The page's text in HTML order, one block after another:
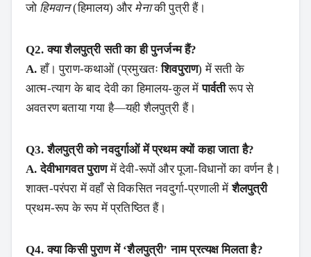
जो हिमवान(हिमालय) और मेनाकी पुत्री हैं।
Q2. क्या शैलपुत्री सती का ही पुनर्जन्म हैं?
A. हाँ। पुराण‑कथाओं (प्रमुखतःशिवपुराण) में सती के
आत्म‑त्याग के बाद देवी का हिमालय‑कुल मेंपार्वतीरूप से
अवतरण बताया गया है—यही शैलपुत्री हैं।
Q3. शैलपुत्री को नवदुर्गाओं में प्रथम क्यों कहा जाता है?
A. देवीभागवत पुराणमें देवी‑रूपों और पूजा‑विधानों का वर्णन है।
शाक्त‑परंपरा में वहाँ से विकसित नवदुर्गा‑प्रणाली मेंशैलपुत्री
प्रथम‑रूप के रूप में प्रतिष्ठित हैं।
Q4. क्या किसी पुराण में ‘शैलपुत्री’ नाम प्रत्यक्ष मिलता है?